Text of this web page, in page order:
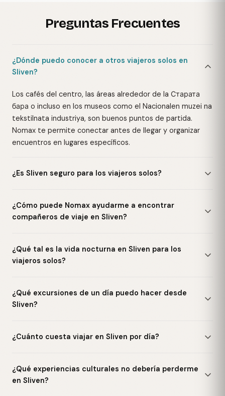
Preguntas Frecuentes
¿Dónde puedo conocer a otros viajeros solos en
Sliven?
Los cafés del centro, las áreas alrededor de la Старата
бара o incluso en los museos como el Nacionalen muzei na
tekstilnata industriya, son buenos puntos de partida.
Nomax te permite conectar antes de llegar y organizar
encuentros en lugares específicos.
¿Es Sliven seguro para los viajeros solos?
¿Cómo puede Nomax ayudarme a encontrar
compañeros de viaje en Sliven?
¿Qué tal es la vida nocturna en Sliven para los
viajeros solos?
¿Qué excursiones de un día puedo hacer desde
Sliven?
¿Cuánto cuesta viajar en Sliven por día?
¿Qué experiencias culturales no debería perderme
en Sliven?